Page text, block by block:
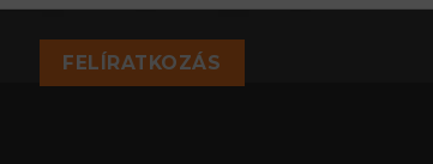
FELÍRATKOZÁS